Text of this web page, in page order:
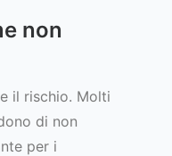
non
il rischio. Molti
di non
per i